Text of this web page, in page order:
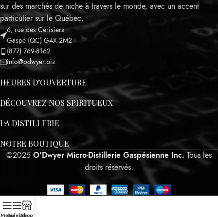
Leaflet
sur des marchés de niche à travers le monde, avec un accent
particulier sur le Québec.
6, rue des Cerisiers
Gaspé (QC) G4X 2M2
(877) 769-8162
info@odwyer.biz
HEURES D’OUVERTURE
DÉCOUVREZ NOS SPIRITUEUX
LA DISTILLERIE
NOTRE BOUTIQUE
©2025 O'Dwyer Micro-Distillerie Gaspésienne Inc. Tous les
droits réservés.
MenuSidebarShop
jQuery(document).ready(function() {